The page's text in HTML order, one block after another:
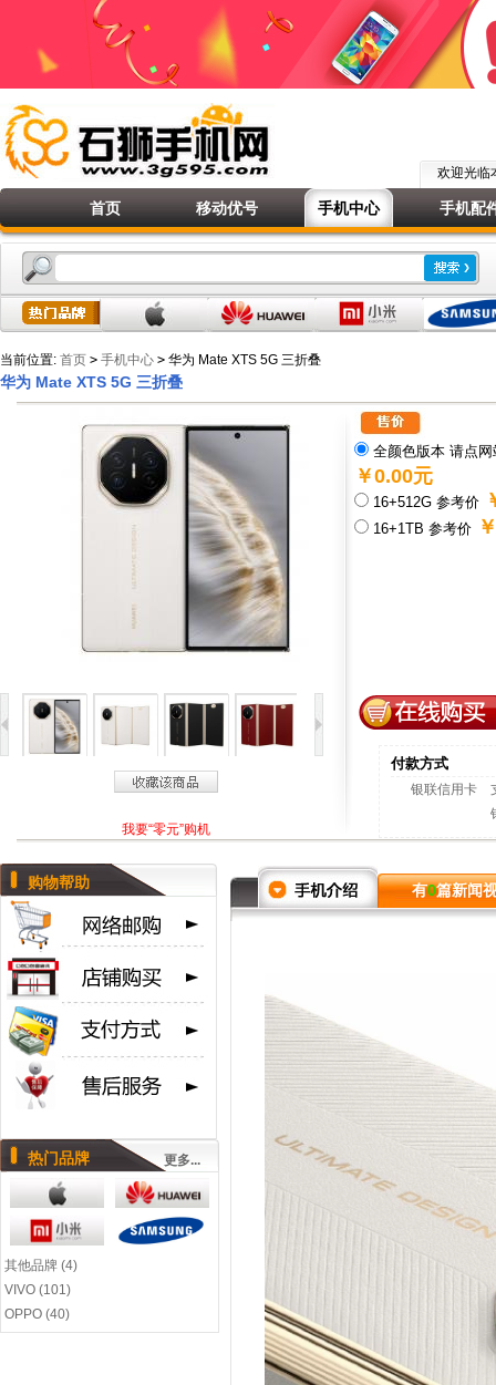
欢迎光
首页 移动优号 手机中心 手机配
当前位置: 首页 > 手机中心 > 华为 Mate XTS 5G 三折叠
华为 Mate XTS 5G 三折叠
我要“零元”购机
全颜色版本 请点
￥0.00元
16+512G 参考价
16+1TB 参考价
付款方式
银联信用卡
购物帮助
热门品牌 更多...
其他品牌 (4)
VIVO (101)
OPPO (40)
有0篇新闻